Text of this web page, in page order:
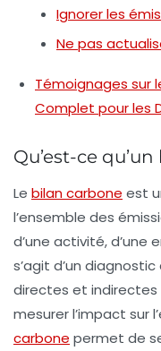
Ignorer les
Ne pas
Témoignages sur
Complet pour les
Qu’est-ce
Le bilan carbone est
l’ensemble des
d’une activité, d’une
s’agit d’un
directes et indirectes
mesurer l’impact sur
carbone permet de